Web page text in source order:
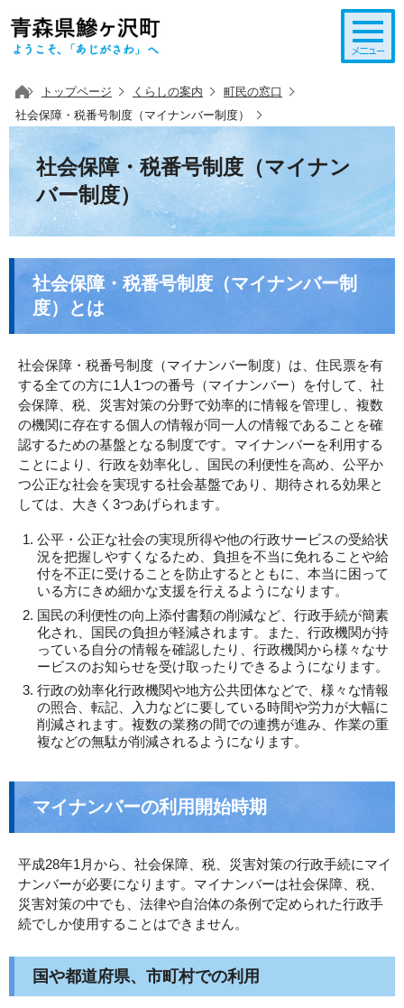
トップページ くらしの案内
町民の窓口
社会保障・税番号制度（マイナンバー制度）
社会保障・税番号制度（マイナン
バー制度）
社会保障・税番号制度（マイナンバー制
度）とは
社会保障・税番号制度（マイナンバー制度）は、住民票を有
する全ての方に1人1つの番号（マイナンバー）を付して、社
会保障、税、災害対策の分野で効率的に情報を管理し、複数
の機関に存在する個人の情報が同一人の情報であることを確
認するための基盤となる制度です。マイナンバーを利用する
ことにより、行政を効率化し、国民の利便性を高め、公平か
つ公正な社会を実現する社会基盤であり、期待される効果と
しては、大きく3つあげられます。
公平・公正な社会の実現所得や他の行政サービスの受給状
況を把握しやすくなるため、負担を不当に免れることや給
付を不正に受けることを防止するとともに、本当に困って
いる方にきめ細かな支援を行えるようになります。
国民の利便性の向上添付書類の削減など、行政手続が簡素
化され、国民の負担が軽減されます。また、行政機関が持
っている自分の情報を確認したり、行政機関から様々なサ
ービスのお知らせを受け取ったりできるようになります。
行政の効率化行政機関や地方公共団体などで、様々な情報
の照合、転記、入力などに要している時間や労力が大幅に
削減されます。複数の業務の間での連携が進み、作業の重
複などの無駄が削減されるようになります。
マイナンバーの利用開始時期
平成28年1月から、社会保障、税、災害対策の行政手続にマイ
ナンバーが必要になります。マイナンバーは社会保障、税、
災害対策の中でも、法律や自治体の条例で定められた行政手
続でしか使用することはできません。
国や都道府県、市町村での利用